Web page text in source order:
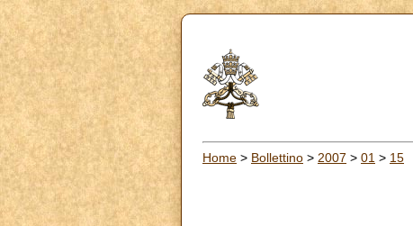
Home > Bollettino > 2007 > 01 > 15